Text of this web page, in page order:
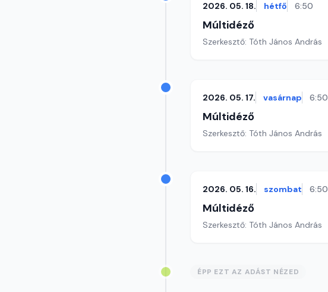
2026. 05. 18. hétfő 6:50
Múltidéző
Szerkesztő: Tóth János András
2026. 05. 17. vasárnap 6:50
Múltidéző
Szerkesztő: Tóth János András
2026. 05. 16. szombat 6:50
Múltidéző
Szerkesztő: Tóth János András
ÉPP EZT AZ ADÁST NÉZED